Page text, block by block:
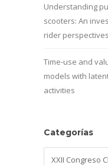
Understanding
scooters: An
rider perspectives
Time-use and
models with
activities
Categorías